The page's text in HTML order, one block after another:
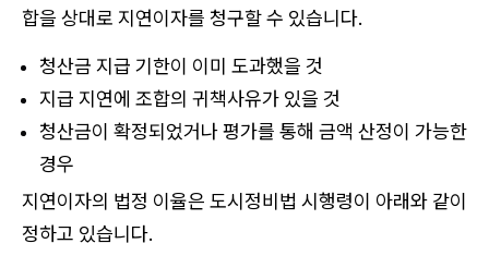
합을 상대로 지연이자를 청구할 수 있습니다.
청산금 지급 기한이 이미 도과했을 것
지급 지연에 조합의 귀책사유가 있을 것
청산금이 확정되었거나 평가를 통해 금액 산정이 가능한
경우
지연이자의 법정 이율은 도시정비법 시행령이 아래와 같이
정하고 있습니다.